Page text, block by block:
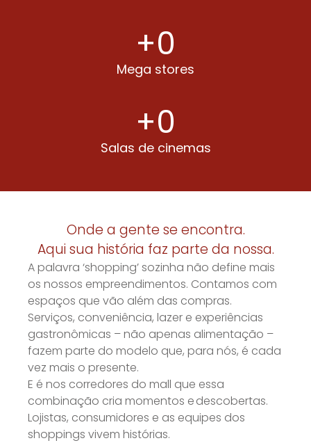
Mega stores
+0
Salas de cinemas
+0
Onde a gente se encontra.
Aqui sua história faz parte da nossa.
A palavra ‘shopping’ sozinha não define mais
os nossos empreendimentos. Contamos com
espaços que vão além das compras.
Serviços, conveniência, lazer e experiências
gastronômicas – não apenas alimentação –
fazem parte do modelo que, para nós, é cada
vez mais o presente.
E é nos corredores do mall que essa
combinação cria momentos e descobertas.
Lojistas, consumidores e as equipes dos
shoppings vivem histórias.